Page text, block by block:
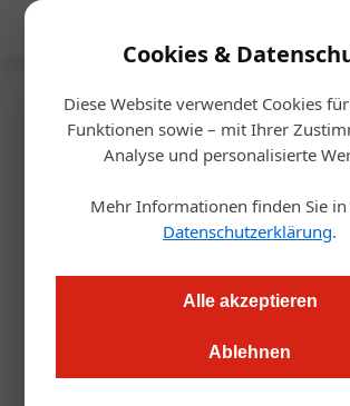
Cookies &
Diese Website verwendet Cookies
Funktionen sowie – mit Ihrer
Analyse und personalisierte
Mehr Informationen finden Sie
Datenschutzerklärung.
Alle akzeptieren
Ablehnen
Startseite/Tourismusbranche
Studie
Vorarlberg:
dank
Mit jährlich 7,5 Millionen Besucherinnen und